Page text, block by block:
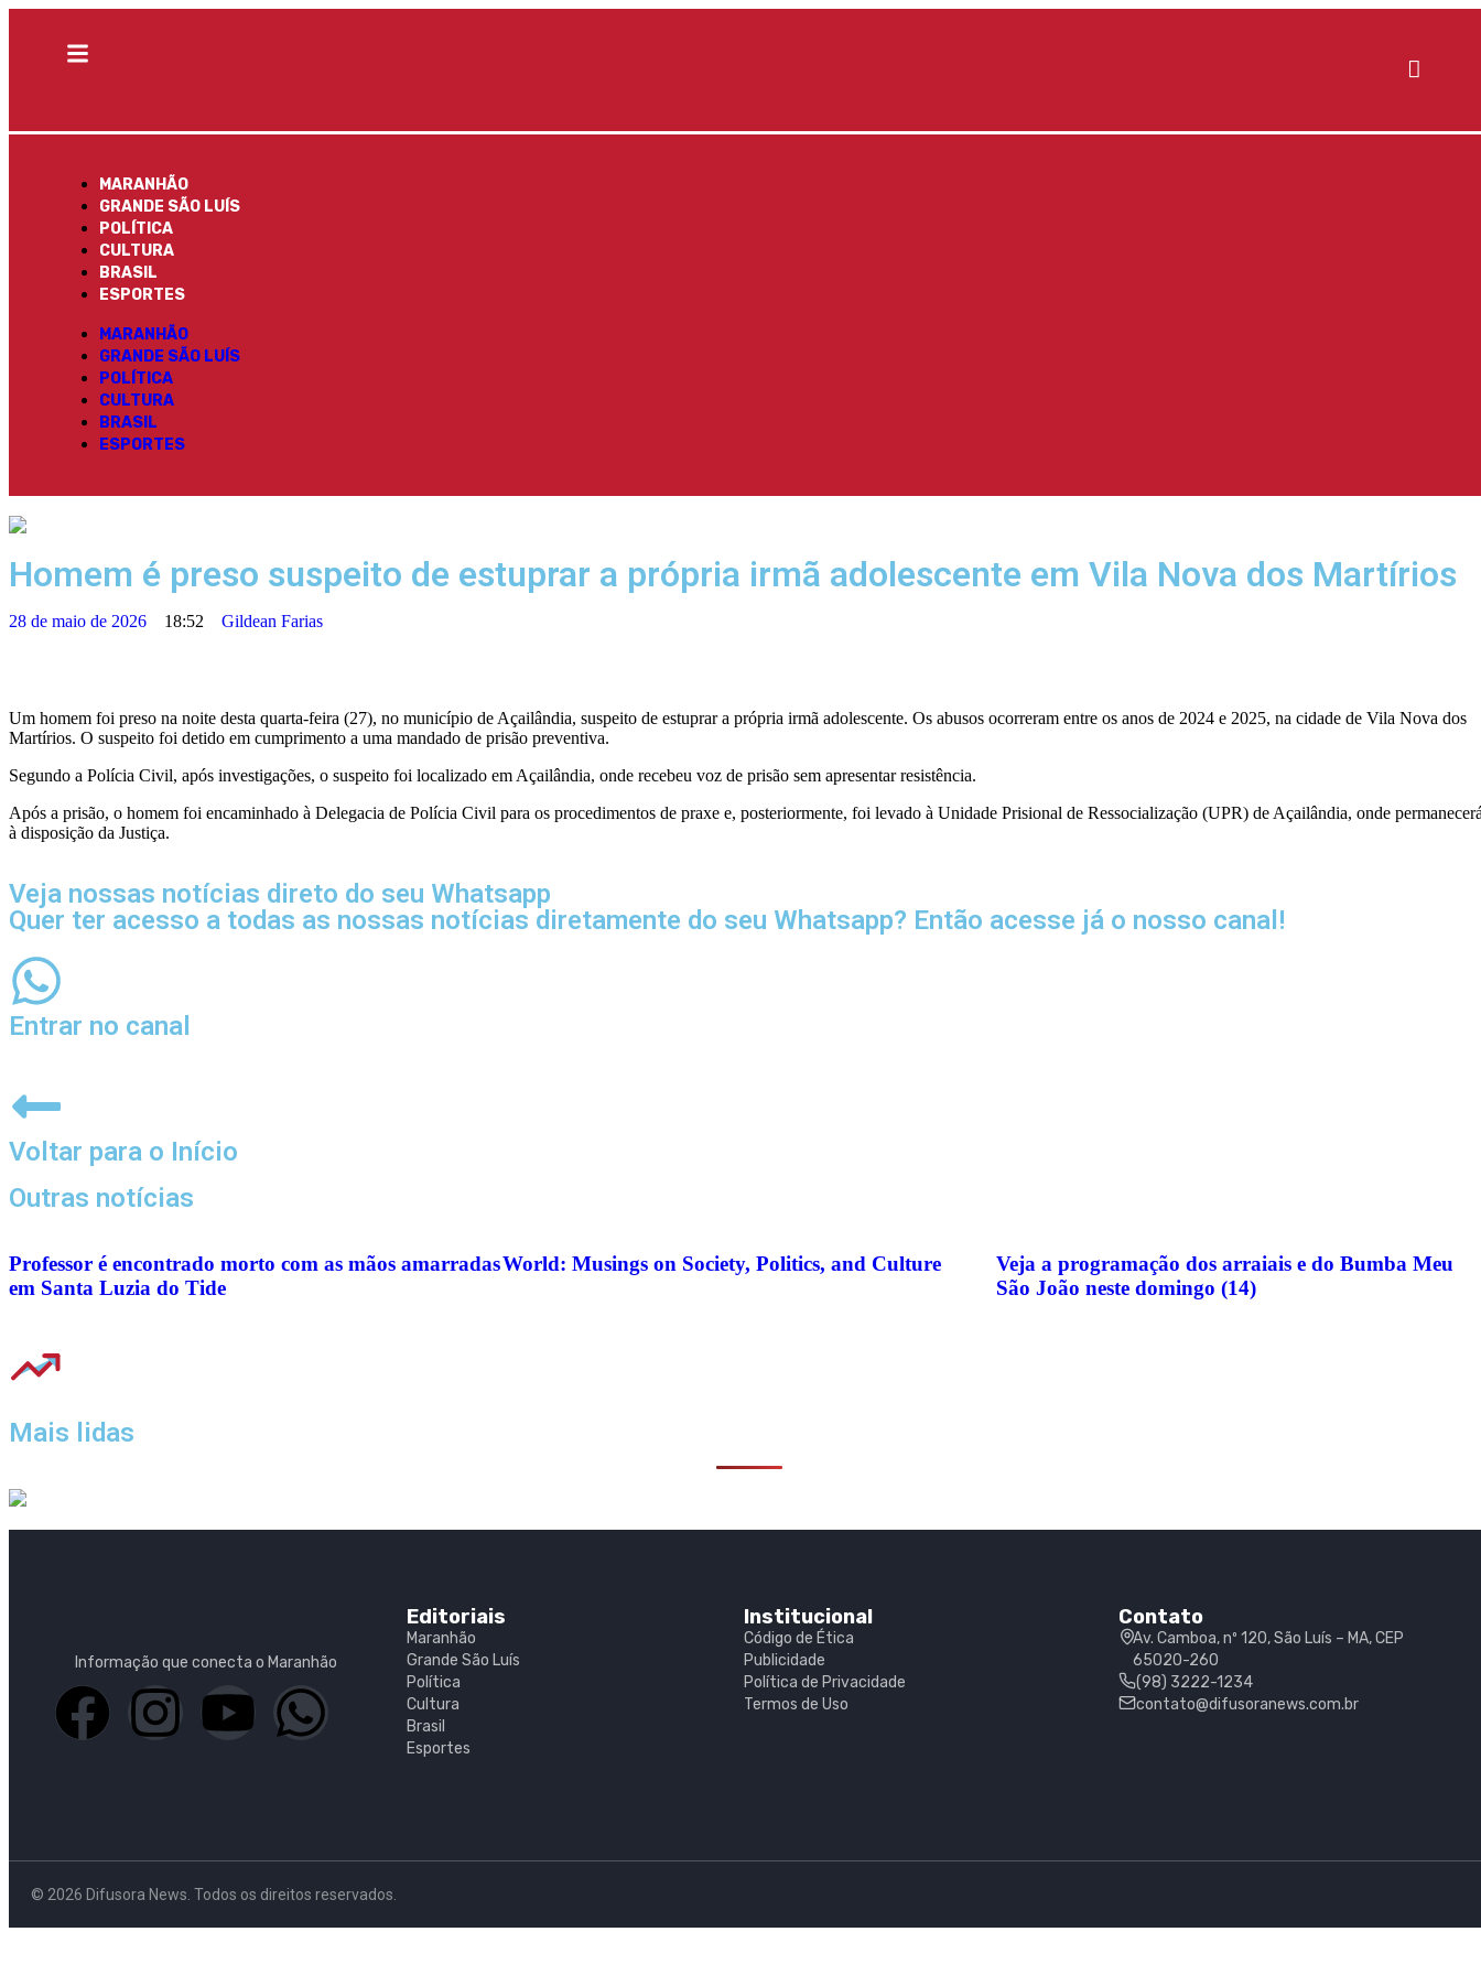
MARANHÃO
GRANDE SÃO LUÍS
POLÍTICA
CULTURA
BRASIL
ESPORTES
MARANHÃO
GRANDE SÃO LUÍS
POLÍTICA
CULTURA
BRASIL
ESPORTES
Homem é preso suspeito de estuprar a própria irmã adolescente em Vila Nova dos Martírios
28 de maio de 2026 18:52 Gildean Farias
Um homem foi preso na noite desta quarta-feira (27), no município de Açailândia, suspeito de estuprar a própria irmã adolescente. Os abusos ocorreram entre os anos de 2024 e 2025, na cidade de Vila Nova dos
Martírios. O suspeito foi detido em cumprimento a uma mandado de prisão preventiva.
Segundo a Polícia Civil, após investigações, o suspeito foi localizado em Açailândia, onde recebeu voz de prisão sem apresentar resistência.
Após a prisão, o homem foi encaminhado à Delegacia de Polícia Civil para os procedimentos de praxe e, posteriormente, foi levado à Unidade Prisional de Ressocialização (UPR) de Açailândia, onde
à disposição da Justiça.
Veja nossas notícias direto do seu Whatsapp
Quer ter acesso a todas as nossas notícias diretamente do seu Whatsapp? Então acesse já o nosso canal!
Entrar no canal
Voltar para o Início
Outras notícias
Professor é encontrado morto com as mãos amarradas
em Santa Luzia do Tide
World: Musings on Society, Politics, and Culture
Veja a programação dos arraiais e do Bumba Meu
São João neste domingo (14)
Mais lidas
Informação que conecta o Maranhão
Editoriais
Maranhão
Grande São Luís
Política
Cultura
Brasil
Esportes
Institucional
Código de Ética
Publicidade
Política de Privacidade
Termos de Uso
Contato
Av. Camboa, nº 120, São Luís – MA, CEP
65020-260
(98) 3222-1234
contato@difusoranews.com.br
© 2026 Difusora News. Todos os direitos reservados.